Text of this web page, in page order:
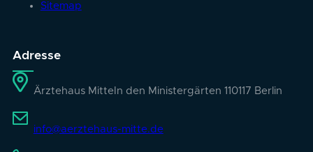
Sitemap
Adresse
Ärztehaus Mitte In den Ministergärten 110117 Berlin
info@aerztehaus-mitte.de